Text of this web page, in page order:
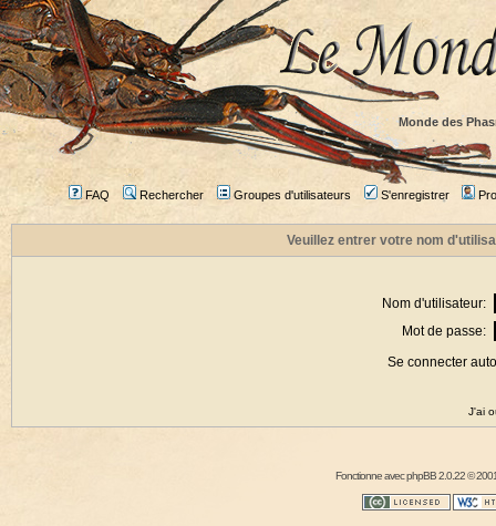
Monde des
FAQ Rechercher Groupes d'utilisateurs S'enregistrer
Veuillez entrer votre nom
Nom d'utilisateur:
Mot de passe:
Se connecter
J'ai
Fonctionne avecphpBB2.0.22 ©